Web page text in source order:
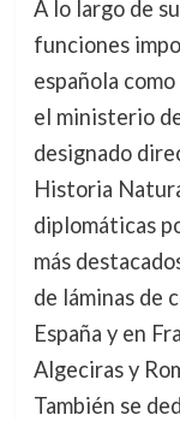
A lo largo de
funciones
española
el ministerio
designado
Historia
diplomáticas
más
de láminas de
España y en
Algeciras y
También se